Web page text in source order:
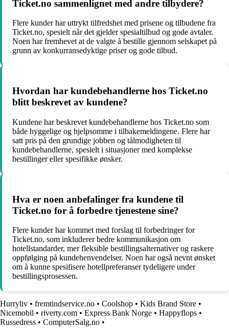
Ticket.no sammenlignet med andre tilbydere?
Flere kunder har uttrykt tilfredshet med prisene og tilbudene fra
Ticket.no, spesielt når det gjelder spesialtilbud og gode avtaler.
Noen har fremhevet at de valgte å bestille gjennom selskapet på
grunn av konkurransedyktige priser og gode tilbud.
Hvordan har kundebehandlerne hos Ticket.no
blitt beskrevet av kundene?
Kundene har beskrevet kundebehandlerne hos Ticket.no som
både hyggelige og hjelpsomme i tilbakemeldingene. Flere har
satt pris på den grundige jobben og tålmodigheten til
kundebehandlerne, spesielt i situasjoner med komplekse
bestillinger eller spesifikke ønsker.
Hva er noen anbefalinger fra kundene til
Ticket.no for å forbedre tjenestene sine?
Flere kunder har kommet med forslag til forbedringer for
Ticket.no, som inkluderer bedre kommunikasjon om
hotellstandarder, mer fleksible bestillingsalternativer og raskere
oppfølging på kundehenvendelser. Noen har også nevnt ønsket
om å kunne spesifisere hotellpreferanser tydeligere under
bestillingsprosessen.
Hurryliv • fremtindservice.no • Coolshop • Kids Brand Store •
Nicemobil • riverty.com • Express Bank Norge • Happyflops •
Russedress • ComputerSalg.no •